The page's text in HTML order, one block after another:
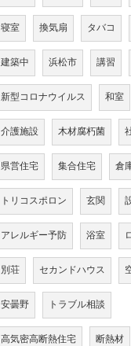
寝室 換気扇 タバコ
建築中 浜松市 講習
新型コロナウイルス 和室
介護施設 木材腐朽菌
県営住宅 集合住宅 倉
トリコスポロン 玄関
アレルギー予防 浴室
別荘 セカンドハウス
安曇野 トラブル相談
高気密高断熱住宅 断熱材